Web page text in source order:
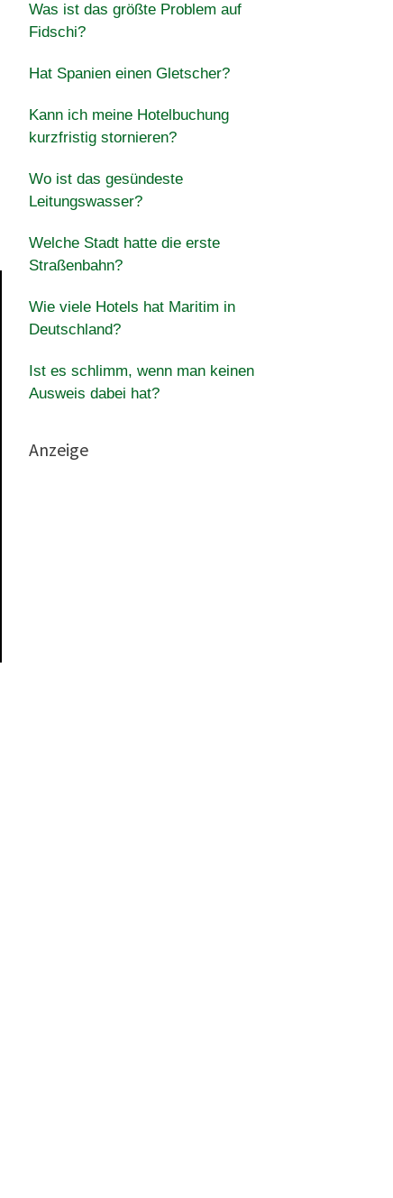
Was ist das größte Problem auf
Fidschi?
Hat Spanien einen Gletscher?
Kann ich meine Hotelbuchung
kurzfristig stornieren?
Wo ist das gesündeste
Leitungswasser?
Welche Stadt hatte die erste
Straßenbahn?
Wie viele Hotels hat Maritim in
Deutschland?
Ist es schlimm, wenn man keinen
Ausweis dabei hat?
Anzeige